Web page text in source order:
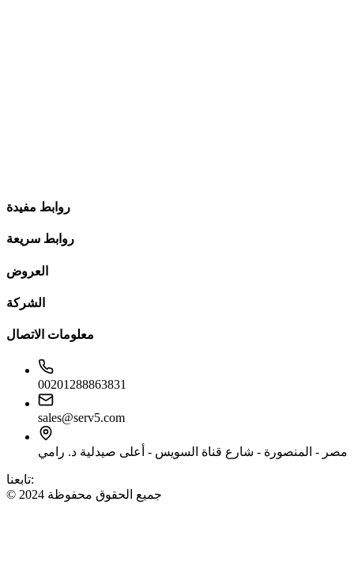
روابط مفيدة
روابط سريعة
العروض
الشركة
معلومات الاتصال
00201288863831
sales@serv5.com
مصر - المنصورة - شارع قناة السويس - أعلى صيدلية د. رامي
تابعنا:
© 2024 جميع الحقوق محفوظة